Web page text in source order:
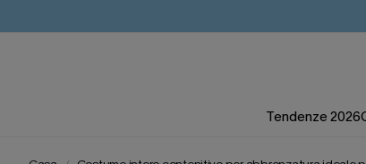
Tendenze 2026